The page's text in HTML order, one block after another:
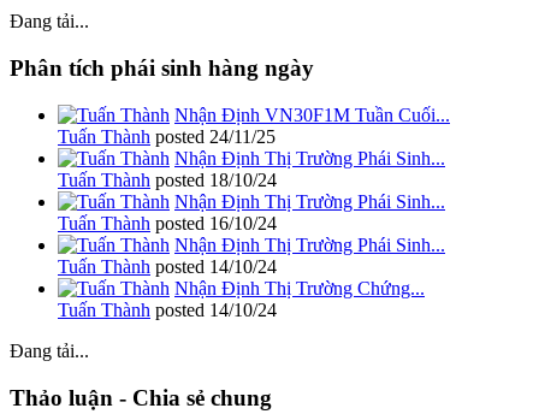
Đang tải...
Phân tích phái sinh hàng ngày
Nhận Định VN30F1M Tuần Cuối...
Tuấn Thành posted 24/11/25
Nhận Định Thị Trường Phái Sinh...
Tuấn Thành posted 18/10/24
Nhận Định Thị Trường Phái Sinh...
Tuấn Thành posted 16/10/24
Nhận Định Thị Trường Phái Sinh...
Tuấn Thành posted 14/10/24
Nhận Định Thị Trường Chứng...
Tuấn Thành posted 14/10/24
Đang tải...
Thảo luận - Chia sẻ chung